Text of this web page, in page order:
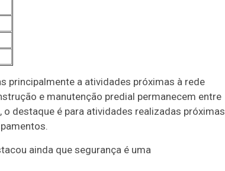
principalmente a atividades próximas à rede
e manutenção predial permanecem entre
destaque é para atividades realizadas próximas
ainda que segurança é uma